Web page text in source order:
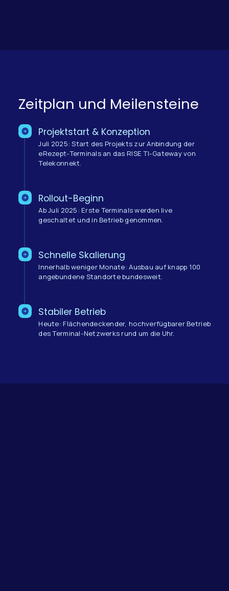
Zeitplan und Meilensteine
Projektstart & Konzeption
Juli 2025: Start des Projekts zur Anbindung der
eRezept-Terminals an das RISE TI-Gateway von
Telekonnekt.
Rollout-Beginn
Ab Juli 2025: Erste Terminals werden live
geschaltet und in Betrieb genommen.
Schnelle Skalierung
Innerhalb weniger Monate: Ausbau auf knapp 100
angebundene Standorte bundesweit.
Stabiler Betrieb
Heute: Flächendeckender, hochverfügbarer Betrieb
des Terminal-Netzwerks rund um die Uhr.